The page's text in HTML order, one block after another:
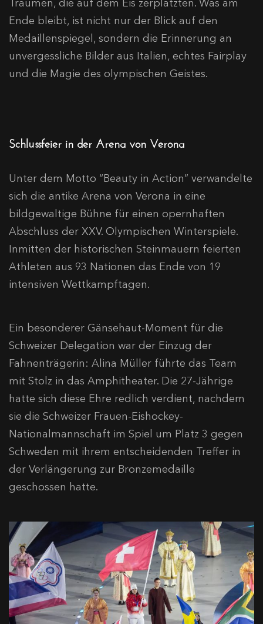
Träumen, die auf dem Eis zerplatzten. Was am
Ende bleibt, ist nicht nur der Blick auf den
Medaillenspiegel, sondern die Erinnerung an
unvergessliche Bilder aus Italien, echtes Fairplay
und die Magie des olympischen Geistes.
Schlussfeier in der Arena von Verona
Unter dem Motto “Beauty in Action” verwandelte
sich die antike Arena von Verona in eine
bildgewaltige Bühne für einen opernhaften
Abschluss der XXV. Olympischen Winterspiele.
Inmitten der historischen Steinmauern feierten
Athleten aus 93 Nationen das Ende von 19
intensiven Wettkampftagen.
Ein besonderer Gänsehaut-Moment für die
Schweizer Delegation war der Einzug der
Fahnenträgerin: Alina Müller führte das Team
mit Stolz in das Amphitheater. Die 27-Jährige
hatte sich diese Ehre redlich verdient, nachdem
sie die Schweizer Frauen-Eishockey-
Nationalmannschaft im Spiel um Platz 3 gegen
Schweden mit ihrem entscheidenden Treffer in
der Verlängerung zur Bronzemedaille
geschossen hatte.